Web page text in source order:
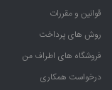
قوانین و مقررات
روش های پرداخت
فروشگاه های اطراف من
درخواست همکاری